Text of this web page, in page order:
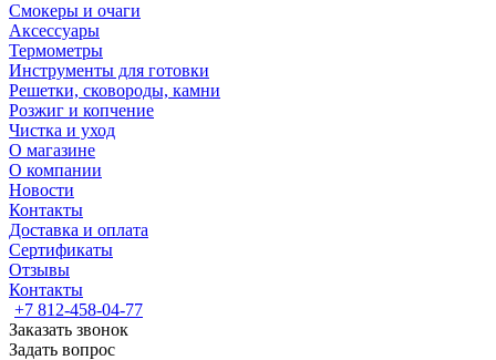
Смокеры и очаги
Аксессуары
Термометры
Инструменты для готовки
Решетки, сковороды, камни
Розжиг и копчение
Чистка и уход
О магазине
О компании
Новости
Контакты
Доставка и оплата
Сертификаты
Отзывы
Контакты
+7 812-458-04-77
Заказать звонок
Задать вопрос